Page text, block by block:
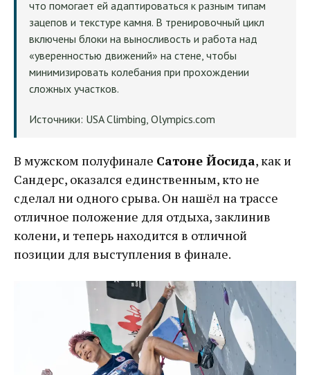
что помогает ей адаптироваться к разным типам
зацепов и текстуре камня. В тренировочный цикл
включены блоки на выносливость и работа над
«уверенностью движений» на стене, чтобы
минимизировать колебания при прохождении
сложных участков.
Источники: USA Climbing, Olympics.com
В мужском полуфинале Сатоне Йосида, как и
Сандерс, оказался единственным, кто не
сделал ни одного срыва. Он нашёл на трассе
отличное положение для отдыха, заклинив
колени, и теперь находится в отличной
позиции для выступления в финале.